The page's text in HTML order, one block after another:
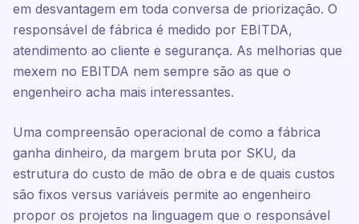
em desvantagem em toda conversa de priorização. O
responsável de fábrica é medido por EBITDA,
atendimento ao cliente e segurança. As melhorias que
mexem no EBITDA nem sempre são as que o
engenheiro acha mais interessantes.
Uma compreensão operacional de como a fábrica
ganha dinheiro, da margem bruta por SKU, da
estrutura do custo de mão de obra e de quais custos
são fixos versus variáveis permite ao engenheiro
propor os projetos na linguagem que o responsável